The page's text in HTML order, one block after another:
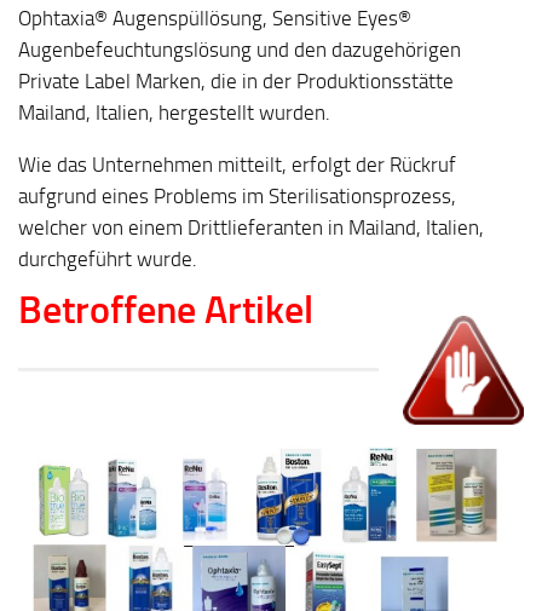
Ophtaxia® Augenspüllösung, Sensitive Eyes®
Augenbefeuchtungslösung und den dazugehörigen
Private Label Marken, die in der Produktionsstätte
Mailand, Italien, hergestellt wurden.
Wie das Unternehmen mitteilt, erfolgt der Rückruf
aufgrund eines Problems im Sterilisationsprozess,
welcher von einem Drittlieferanten in Mailand, Italien,
durchgeführt wurde.
Betroffene Artikel